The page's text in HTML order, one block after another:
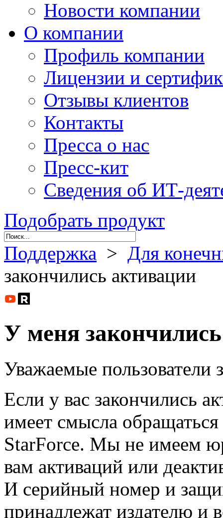
Новости компании
О компании
Профиль компании
Лицензии и
Отзывы клиентов
Контакты
Пресса о нас
Пресс-кит
Сведения об ИТ-
Подобрать продукт
Поддержка > Для
закончились активации
У меня
Уважаемые
Если у вас закончились
имеет смысла
StarForce. Мы не имеем
вам активаций или
И серийный номер и
принадлежат издателю и